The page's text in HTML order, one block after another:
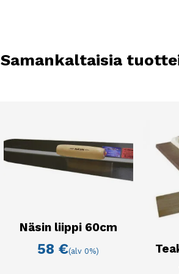
Samankaltaisia
Näsin liippi 60cm
58€(alv 0%)